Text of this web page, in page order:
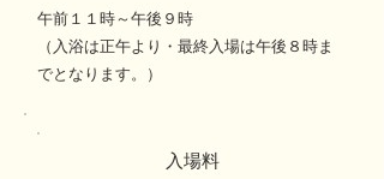
午前１１時～午後９時
（入浴は正午より・最終入場は午後８時ま
でとなります。）
入場料